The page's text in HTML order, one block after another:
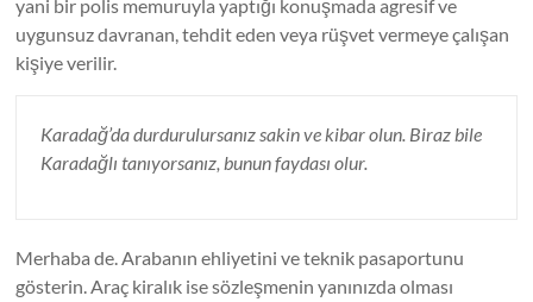
yani bir polis memuruyla yaptığı konuşmada agresif ve
uygunsuz davranan, tehdit eden veya rüşvet vermeye çalışan
kişiye verilir.
Karadağ’da durdurulursanız sakin ve kibar olun. Biraz bile
Karadağlı tanıyorsanız, bunun faydası olur.
Merhaba de. Arabanın ehliyetini ve teknik pasaportunu
gösterin. Araç kiralık ise sözleşmenin yanınızda olması